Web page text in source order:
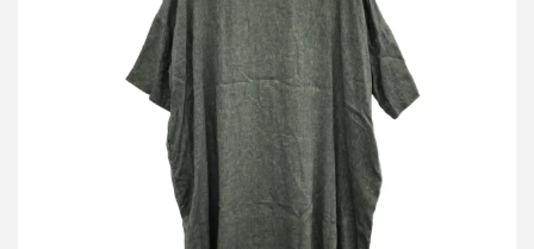
アーツアンドサイエンス 20SS リネンシルクワンピース 001-
L55X-256
詳しく見る